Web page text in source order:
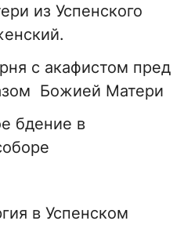
из Успенского
с акафистом пред
Божией Матери
бдение в
в Успенском